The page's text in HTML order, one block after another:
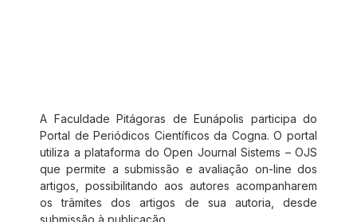
A Faculdade Pitágoras de Eunápolis participa do
Portal de Periódicos Científicos da Cogna. O portal
utiliza a plataforma do Open Journal Sistems – OJS
que permite a submissão e avaliação on-line dos
artigos, possibilitando aos autores acompanharem
os trâmites dos artigos de sua autoria, desde
submissão à publicação.